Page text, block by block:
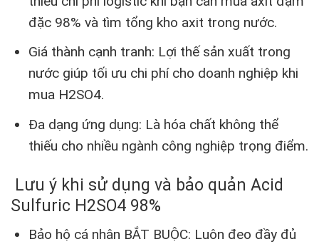
đặc 98% và tìm tổng kho axit trong nước.
Giá thành cạnh tranh: Lợi thế sản xuất trong
nước giúp tối ưu chi phí cho doanh nghiệp khi
mua H2SO4.
Đa dạng ứng dụng: Là hóa chất không thể
thiếu cho nhiều ngành công nghiệp trọng điểm.
Lưu ý khi sử dụng và bảo quản Acid
Sulfuric H2SO4 98%
Bảo hộ cá nhân BẮT BUỘC: Luôn đeo đầy đủ